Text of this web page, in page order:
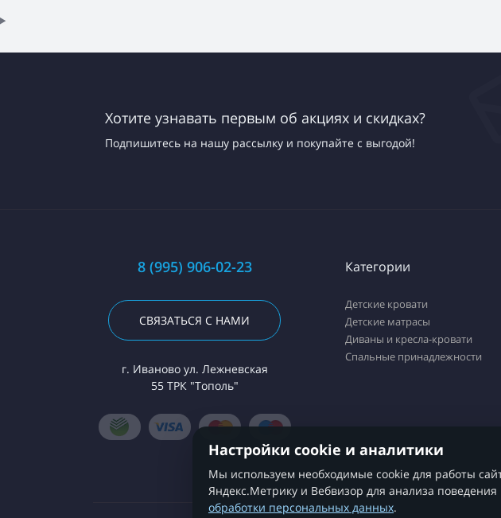
Хотите узнавать первым об акциях и скидках?
Подпишитесь на нашу рассылку и покупайте с выгодой!
8 (995) 906-02-23
СВЯЗАТЬСЯ С НАМИ
г. Иваново ул. Лежневская
55 ТРК "Тополь"
Категории
Детские кровати
Детские матрасы
Диваны и кресла-кровати
Спальные принадлежности
Настройки cookie и аналитики
Мы используем необходимые cookie для работы
Яндекс.Метрику и Вебвизор для анализа
обработки персональных данных.